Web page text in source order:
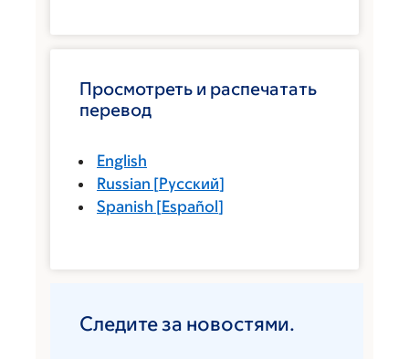
Просмотреть и распечатать
перевод
English
Russian [Русский]
Spanish [Español]
Следите за новостями.